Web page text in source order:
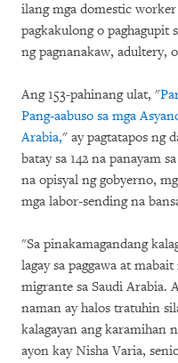
ilang mga domestic
pagkakulong o paghagupit
ng pagnanakaw, adultery,
Ang 153-pahinang ulat, "
Pang-aabuso sa mga
Arabia," ay pagtatapos ng
batay sa 142 na panayam
na opisyal ng gobyerno,
mga labor-sending na
"Sa pinakamagandang
lagay sa paggawa at
migrante sa Saudi Arabia.
naman ay halos tratuhin
kalagayan ang karamihan
ayon kay Nisha Varia,